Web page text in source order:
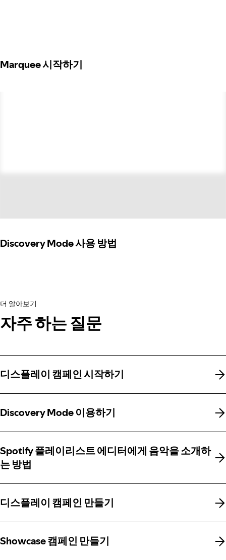
Marquee 시작하기
Discovery Mode 사용 방법
더 알아보기
자주 하는 질문
디스플레이 캠페인 시작하기
디스플레이 캠페인 시작하기
Discovery Mode 이용하기
Discovery Mode 이용하기
Spotify 플레이리스트 에디터에게 음악을 소개하
는 방법
Spotify 플레이리스트 에디터에게 음악을 소개하
는 방법
디스플레이 캠페인 만들기
디스플레이 캠페인 만들기
Showcase 캠페인 만들기
Showcase 캠페인 만들기